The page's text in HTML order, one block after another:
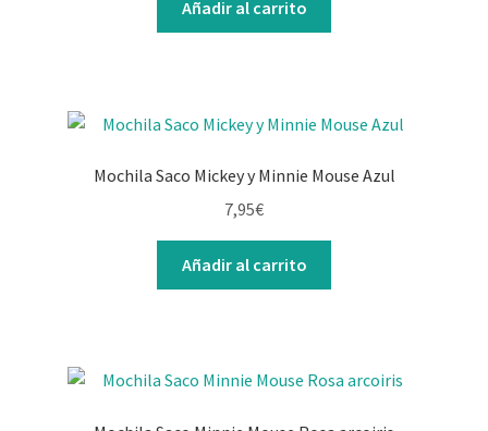
Añadir al carrito
Mochila Saco Mickey y Minnie Mouse Azul
7,95€
Añadir al carrito